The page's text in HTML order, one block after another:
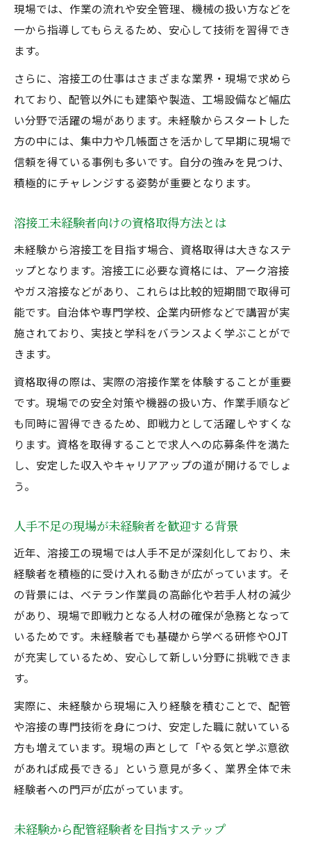
現場では、作業の流れや安全管理、機械の扱い方などを
一から指導してもらえるため、安心して技術を習得でき
ます。
さらに、溶接工の仕事はさまざまな業界・現場で求めら
れており、配管以外にも建築や製造、工場設備など幅広
い分野で活躍の場があります。未経験からスタートした
方の中には、集中力や几帳面さを活かして早期に現場で
信頼を得ている事例も多いです。自分の強みを見つけ、
積極的にチャレンジする姿勢が重要となります。
溶接工未経験者向けの資格取得方法とは
未経験から溶接工を目指す場合、資格取得は大きなステ
ップとなります。溶接工に必要な資格には、アーク溶接
やガス溶接などがあり、これらは比較的短期間で取得可
能です。自治体や専門学校、企業内研修などで講習が実
施されており、実技と学科をバランスよく学ぶことがで
きます。
資格取得の際は、実際の溶接作業を体験することが重要
です。現場での安全対策や機器の扱い方、作業手順など
も同時に習得できるため、即戦力として活躍しやすくな
ります。資格を取得することで求人への応募条件を満た
し、安定した収入やキャリアアップの道が開けるでしょ
う。
人手不足の現場が未経験者を歓迎する背景
近年、溶接工の現場では人手不足が深刻化しており、未
経験者を積極的に受け入れる動きが広がっています。そ
の背景には、ベテラン作業員の高齢化や若手人材の減少
があり、現場で即戦力となる人材の確保が急務となって
いるためです。未経験者でも基礎から学べる研修やOJT
が充実しているため、安心して新しい分野に挑戦できま
す。
実際に、未経験から現場に入り経験を積むことで、配管
や溶接の専門技術を身につけ、安定した職に就いている
方も増えています。現場の声として「やる気と学ぶ意欲
があれば成長できる」という意見が多く、業界全体で未
経験者への門戸が広がっています。
未経験から配管経験者を目指すステップ